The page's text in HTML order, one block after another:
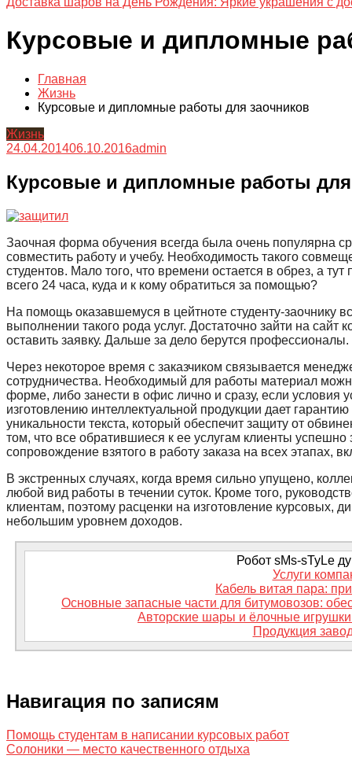
Курсовые и дипломные
Главная
Жизнь
Курсовые и дипломные работы для заочников
Жизнь
24.04.201406.10.2016admin
Курсовые и дипломные работы для
Заочная форма обучения всегда была очень популярна
совместить работу и учебу. Необходимость такого
студентов. Мало того, что времени остается в обрез, а
всего 24 часа, куда и к кому обратиться за помощью?
На помощь оказавшемуся в цейтноте студенту-заочнику
выполнении такого рода услуг. Достаточно зайти на
оставить заявку. Дальше за дело берутся профессионалы.
Через некоторое время с заказчиком связывается
сотрудничества. Необходимый для работы материал
форме, либо занести в офис лично и сразу, если условия
изготовлению интеллектуальной продукции дает
уникальности текста, который обеспечит защиту от
том, что все обратившиеся к ее услугам клиенты
сопровождение взятого в работу заказа на всех этапах,
В экстренных случаях, когда время сильно упущено,
любой вид работы в течении суток. Кроме того,
клиентам, поэтому расценки на изготовление курсовых,
небольшим уровнем доходов.
Робот sMs-sTyLe
Услуги
Кабель витая пара:
Основные запасные части для битумовозов:
Авторские шары и ёлочные
Продукция
Навигация по записям
Помощь студентам в написании курсовых работ
Солоники — место качественного отдыха